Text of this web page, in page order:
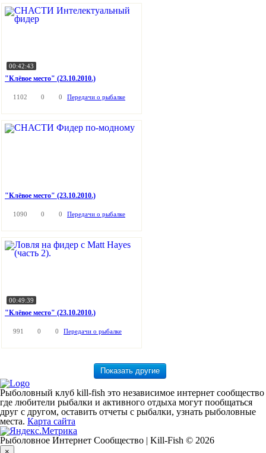
00:42:43
"Клёвое место" (23.10.2010.)
1102 0 0 Передачи о рыбалке
"Клёвое место" (23.10.2010.)
1090 0 0 Передачи о рыбалке
00:49:39
"Клёвое место" (23.10.2010.)
991 0 0 Передачи о рыбалке
Рыболовный клуб kill-fish это независимое интернет сообщество
где любители рыбалки и активного отдыха могут пообщаться
друг с другом, оставить отчеты с рыбалки, узнать рыболовные
места. Карта сайта
Рыболовное Интернет Сообщество | Kill-Fish © 2026